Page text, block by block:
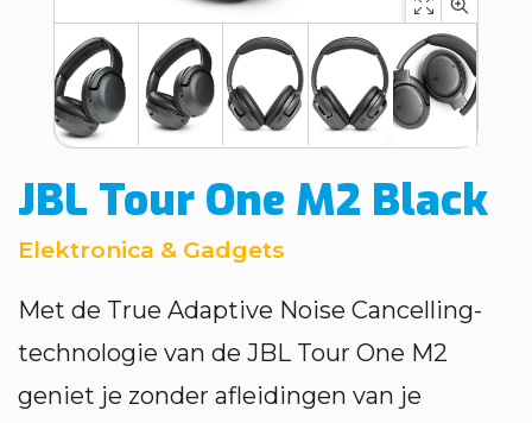
JBL Tour One M2 Black
Elektronica & Gadgets
Met de True Adaptive Noise Cancelling-
technologie van de JBL Tour One M2
geniet je zonder afleidingen van je